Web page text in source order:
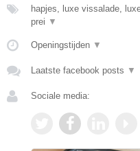
hapjes, luxe vissalade,
prei ▼
Openingstijden ▼
Laatste facebook posts ▼
Sociale media: